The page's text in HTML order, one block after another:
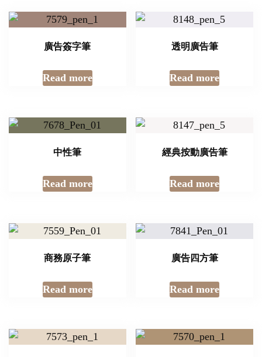
廣告簽字筆
Read more
透明廣告筆
Read more
中性筆
Read more
經典按動廣告筆
Read more
商務原子筆
Read more
廣告四方筆
Read more